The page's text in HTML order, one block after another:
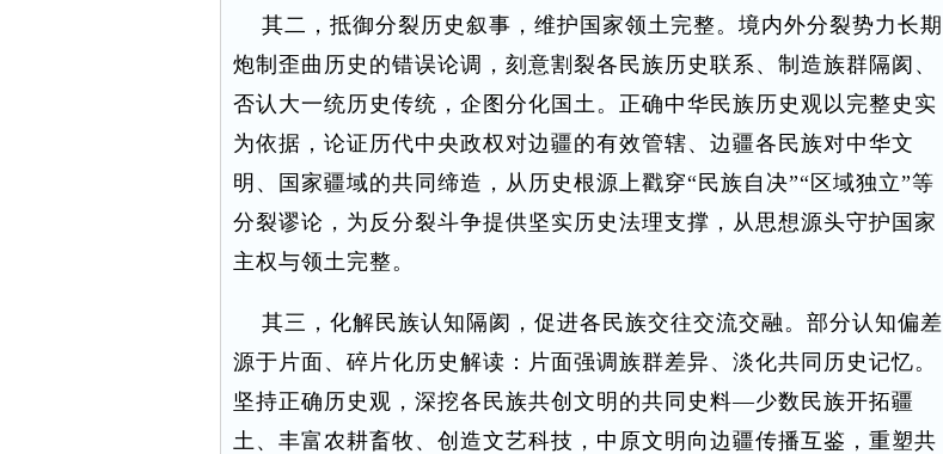
其二，抵御分裂历史叙事，维护国家领土完整。境内外分裂势力长期
炮制歪曲历史的错误论调，刻意割裂各民族历史联系、制造族群隔阂、
否认大一统历史传统，企图分化国土。正确中华民族历史观以完整史实
为依据，论证历代中央政权对边疆的有效管辖、边疆各民族对中华文
明、国家疆域的共同缔造，从历史根源上戳穿“民族自决”“区域独立”等
分裂谬论，为反分裂斗争提供坚实历史法理支撑，从思想源头守护国家
主权与领土完整。
其三，化解民族认知隔阂，促进各民族交往交流交融。部分认知偏差
源于片面、碎片化历史解读：片面强调族群差异、淡化共同历史记忆。
坚持正确历史观，深挖各民族共创文明的共同史料—少数民族开拓疆
土、丰富农耕畜牧、创造文艺科技，中原文明向边疆传播互鉴，重塑共